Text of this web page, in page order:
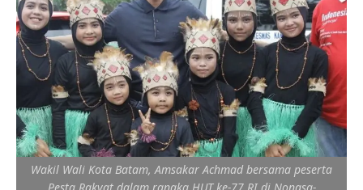
Wakil Wali Kota Batam, Amsakar Achmad bersama peserta